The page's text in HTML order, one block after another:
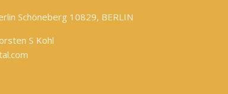
Schöneberg 10829, BERLIN
S Kohl